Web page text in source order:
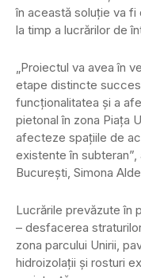
în această soluție va fi
la timp a lucrărilor de
„Proiectul va avea în
etape distincte
funcționalitatea și a
pietonal în zona Piața
afecteze spațiile de
existente în
București, Simona
Lucrările prevăzute în
– desfacerea
zona parcului Unirii,
hidroizolații și rosturi